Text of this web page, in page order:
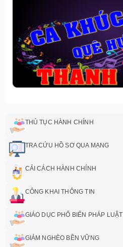
THỦ TỤC HÀNH CHÍNH
TRA CỨU HỒ SƠ QUA MẠNG
CẢI CÁCH HÀNH CHÍNH
CÔNG KHAI THÔNG TIN
GIÁO DỤC PHỔ BIẾN PHÁP LUẬT
GIẢM NGHÈO BỀN VỮNG